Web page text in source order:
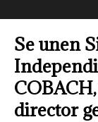
Se unen
director